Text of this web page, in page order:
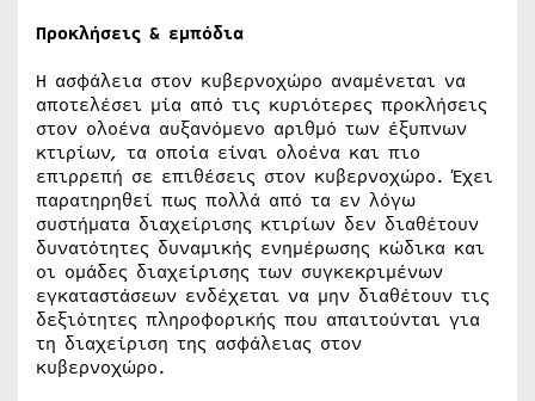
Προκλήσεις & εμπόδια
Η ασφάλεια στον κυβερνοχώρο αναμένεται να
αποτελέσει μία από τις κυριότερες προκλήσεις
στον ολοένα αυξανόμενο αριθμό των έξυπνων
κτιρίων, τα οποία είναι ολοένα και πιο
επιρρεπή σε επιθέσεις στον κυβερνοχώρο. Έχει
παρατηρηθεί πως πολλά από τα εν λόγω
συστήματα διαχείρισης κτιρίων δεν διαθέτουν
δυνατότητες δυναμικής ενημέρωσης κώδικα και
οι ομάδες διαχείρισης των συγκεκριμένων
εγκαταστάσεων ενδέχεται να μην διαθέτουν τις
δεξιότητες πληροφορικής που απαιτούνται για
τη διαχείριση της ασφάλειας στον
κυβερνοχώρο.